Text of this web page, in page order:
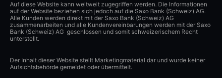
Auf diese Website kann weltweit zugegriffen werden. Die Informationen
auf der Website beziehen sich jedoch auf die Saxo Bank (Schweiz) AG.
Alle Kunden werden direkt mit der Saxo Bank (Schweiz) AG
zusammenarbeiten und alle Kundenvereinbarungen werden mit der Saxo
Bank (Schweiz) AG geschlossen und somit schweizerischem Recht
unterstellt.
Der Inhalt dieser Website stellt Marketingmaterial dar und wurde keiner
Aufsichtsbehörde gemeldet oder übermittelt.